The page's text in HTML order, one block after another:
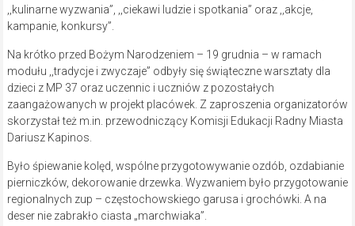
,,kulinarne wyzwania”, ,,ciekawi ludzie i spotkania” oraz ,,akcje,
kampanie, konkursy”.
Na krótko przed Bożym Narodzeniem – 19 grudnia – w ramach
modułu ,,tradycje i zwyczaje” odbyły się świąteczne warsztaty dla
dzieci z MP 37 oraz uczennic i uczniów z pozostałych
zaangażowanych w projekt placówek. Z zaproszenia organizatorów
skorzystał też m.in. przewodniczący Komisji Edukacji Radny Miasta
Dariusz Kapinos.
Było śpiewanie kolęd, wspólne przygotowywanie ozdób, ozdabianie
pierniczków, dekorowanie drzewka. Wyzwaniem było przygotowanie
regionalnych zup – częstochowskiego garusa i grochówki. A na
deser nie zabrakło ciasta „marchwiaka”.